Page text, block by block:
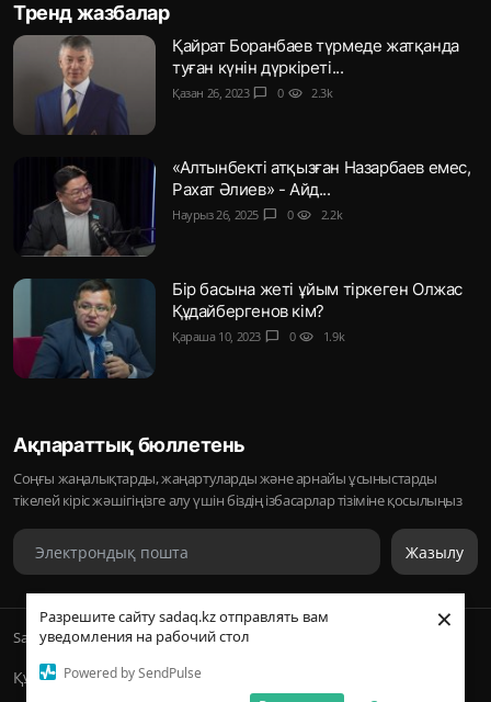
Разрешите сайту sadaq.kz отправлять вам
уведомления на рабочий стол
Powered by SendPulse
×
Тренд жазбалар
Қайрат Боранбаев түрмеде жатқанда
туған күнін дүркіреті...
Қазан 26, 2023 chat_bubble 0 visibility 2.3k
«Алтынбекті атқызған Назарбаев емес,
Рахат Әлиев» - Айд...
Наурыз 26, 2025 chat_bubble 0 visibility 2.2k
Бір басына жеті ұйым тіркеген Олжас
Құдайбергенов кім?
Қараша 10, 2023 chat_bubble 0 visibility 1.9k
Ақпараттық бюллетень
Соңғы жаңалықтарды, жаңартуларды және арнайы ұсыныстарды
тікелей кіріс жәшігіңізге алу үшін біздің ізбасарлар тізіміне қосылыңыз
Жазылу
Sadaq © 2026, Inc. | ᛢᚣᚦᚣᛟ | Барлық құқықтары қорғалған
Құпиялылық саясаты